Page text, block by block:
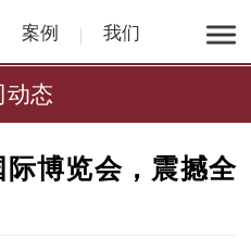
案例 我们
动态
博览会，震撼全